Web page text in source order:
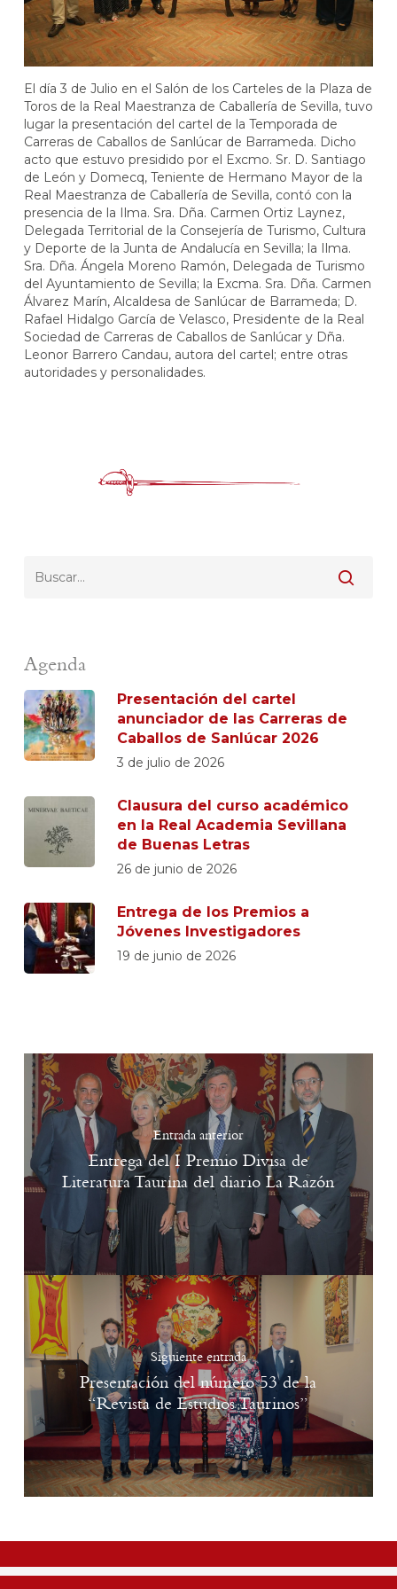
El día 3 de Julio en el Salón de los Carteles de la Plaza de
Toros de la Real Maestranza de Caballería de Sevilla, tuvo
lugar la presentación del cartel de la Temporada de
Carreras de Caballos de Sanlúcar de Barrameda. Dicho
acto que estuvo presidido por el Excmo. Sr. D. Santiago
de León y Domecq, Teniente de Hermano Mayor de la
Real Maestranza de Caballería de Sevilla, contó con la
presencia de la Ilma. Sra. Dña. Carmen Ortiz Laynez,
Delegada Territorial de la Consejería de Turismo, Cultura
y Deporte de la Junta de Andalucía en Sevilla; la Ilma.
Sra. Dña. Ángela Moreno Ramón, Delegada de Turismo
del Ayuntamiento de Sevilla; la Excma. Sra. Dña. Carmen
Álvarez Marín, Alcaldesa de Sanlúcar de Barrameda; D.
Rafael Hidalgo García de Velasco, Presidente de la Real
Sociedad de Carreras de Caballos de Sanlúcar y Dña.
Leonor Barrero Candau, autora del cartel; entre otras
autoridades y personalidades.
Agenda
Presentación del cartel
anunciador de las Carreras de
Caballos de Sanlúcar 2026
3 de julio de 2026
Clausura del curso académico
en la Real Academia Sevillana
de Buenas Letras
26 de junio de 2026
Entrega de los Premios a
Jóvenes Investigadores
19 de junio de 2026
Entrada anterior
Entrega del I Premio Divisa de
Literatura Taurina del diario La Razón
Siguiente entrada
Presentación del número 53 de la
“Revista de Estudios Taurinos”